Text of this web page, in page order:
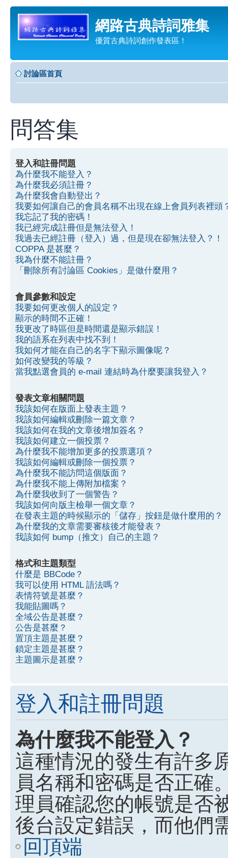
網路古典詩詞雅集
優質古典詩詞創作發表區！
討論區首頁
問答集
登入和註冊問題
為什麼我不能登入？
為什麼我必須註冊？
為什麼我會自動登出？
我要如何讓自己的會員名稱不出現在線上會員列表裡頭
我忘記了我的密碼！
我已經完成註冊但是無法登入！
我過去已經註冊（登入）過，但是現在卻無法登入？！
COPPA 是甚麼？
我為什麼不能註冊？
「刪除所有討論區 Cookies」是做什麼用？
會員參數和設定
我要如何更改個人的設定？
顯示的時間不正確！
我更改了時區但是時間還是顯示錯誤！
我的語系在列表中找不到！
我如何才能在自己的名字下顯示圖像呢？
如何改變我的等級？
當我點選會員的 e-mail 連結時為什麼要讓我登入？
發表文章相關問題
我該如何在版面上發表主題？
我該如何編輯或刪除一篇文章？
我該如何在我的文章後增加簽名？
我該如何建立一個投票？
為什麼我不能增加更多的投票選項？
我該如何編輯或刪除一個投票？
為什麼我不能訪問這個版面？
為什麼我不能上傳附加檔案？
為什麼我收到了一個警告？
我該如何向版主檢舉一個文章？
在發表主題的時候顯示的「儲存」按鈕是做什麼用的？
為什麼我的文章需要審核後才能發表？
我該如何 bump（推文）自己的主題？
格式和主題類型
什麼是 BBCode？
我可以使用 HTML 語法嗎？
表情符號是甚麼？
我能貼圖嗎？
全域公告是甚麼？
公告是甚麼？
置頂主題是甚麼？
鎖定主題是甚麼？
主題圖示是甚麼？
登入和註冊問題
為什麼我不能登入？
這種情況的發生有許多
員名稱和密碼是否正確
理員確認您的帳號是否
後台設定錯誤，而他們
回頂端